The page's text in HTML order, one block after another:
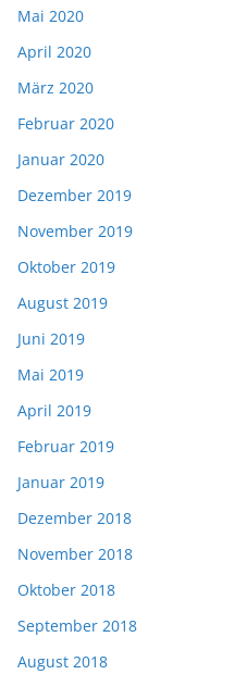
Mai 2020
April 2020
März 2020
Februar 2020
Januar 2020
Dezember 2019
November 2019
Oktober 2019
August 2019
Juni 2019
Mai 2019
April 2019
Februar 2019
Januar 2019
Dezember 2018
November 2018
Oktober 2018
September 2018
August 2018